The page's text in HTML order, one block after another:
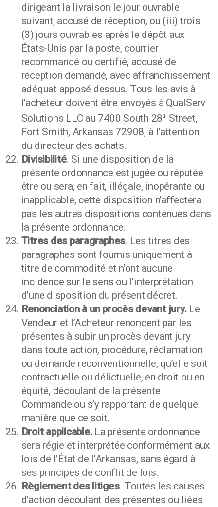
dirigeant la livraison le jour ouvrable
suivant, accusé de réception, ou (iii) trois
(3) jours ouvrables après le dépôt aux
États-Unis par la poste, courrier
recommandé ou certifié, accusé de
réception demandé, avec affranchissement
adéquat apposé dessus. Tous les avis à
l’acheteur doivent être envoyés à QualServ
Solutions LLC au 7400 South 28th Street,
Fort Smith, Arkansas 72908, à l’attention
du directeur des achats.
Divisibilité. Si une disposition de la
présente ordonnance est jugée ou réputée
être ou sera, en fait, illégale, inopérante ou
inapplicable, cette disposition n’affectera
pas les autres dispositions contenues dans
la présente ordonnance.
Titres des paragraphes. Les titres des
paragraphes sont fournis uniquement à
titre de commodité et n’ont aucune
incidence sur le sens ou l’interprétation
d’une disposition du présent décret.
Renonciation à un procès devant jury.Le
Vendeur et l’Acheteur renoncent par les
présentes à subir un procès devant jury
dans toute action, procédure, réclamation
ou demande reconventionnelle, qu’elle soit
contractuelle ou délictuelle, en droit ou en
équité, découlant de la présente
Commande ou s’y rapportant de quelque
manière que ce soit.
Droit applicable.La présente ordonnance
sera régie et interprétée conformément aux
lois de l’État de l’Arkansas, sans égard à
ses principes de conflit de lois.
Règlement des litiges. Toutes les causes
d’action découlant des présentes ou liées